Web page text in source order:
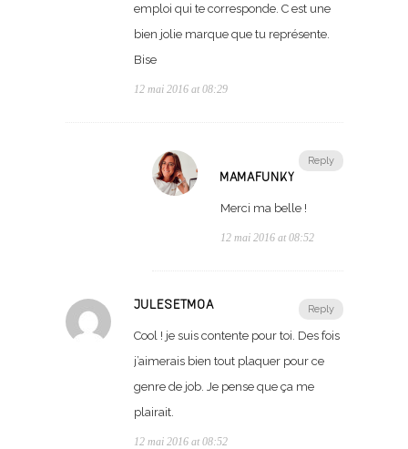
emploi qui te corresponde. C est une
bien jolie marque que tu représente.
Bise
12 mai 2016 at 08:29
Reply
MAMAFUNKY
Merci ma belle !
12 mai 2016 at 08:52
Reply
JULESETMOA
Cool ! je suis contente pour toi. Des fois
j’aimerais bien tout plaquer pour ce
genre de job. Je pense que ça me
plairait.
12 mai 2016 at 08:52